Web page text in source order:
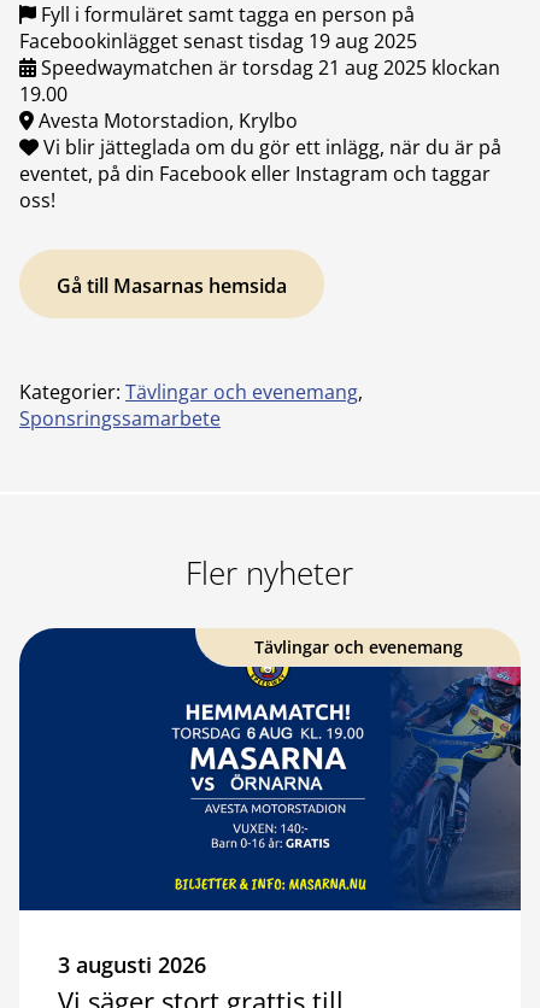
Fyll i formuläret samt tagga en person på
Facebookinlägget senast tisdag 19 aug 2025
Speedwaymatchen är torsdag 21 aug 2025 klockan
19.00
Avesta Motorstadion, Krylbo
Vi blir jätteglada om du gör ett inlägg, när du är på
eventet, på din Facebook eller Instagram och taggar
oss!
Gå till Masarnas hemsida
Kategorier: Tävlingar och evenemang,
Sponsringssamarbete
Fler nyheter
Tävlingar och evenemang
3 augusti 2026
Vi säger stort grattis till…